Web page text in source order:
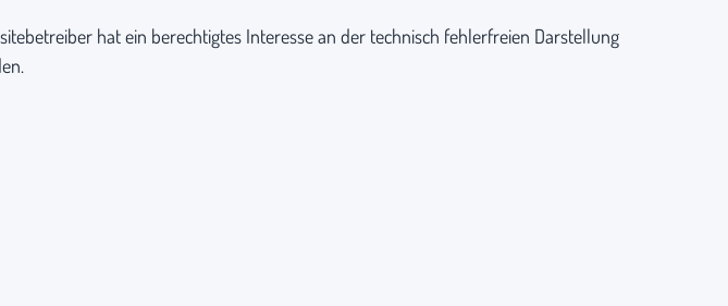
hat ein berechtigtes Interesse an der technisch fehlerfreien Darstellung